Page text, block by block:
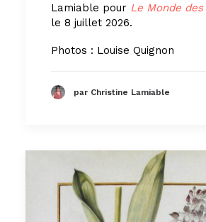
Lamiable pour Le Monde des
le 8 juillet 2026.
Photos : Louise Quignon
par Christine Lamiable